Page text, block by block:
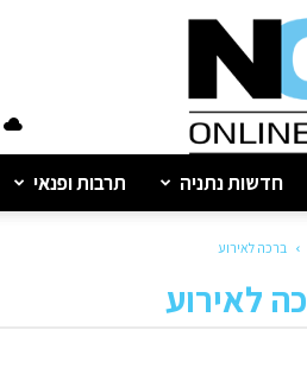
נתניה
חדשות נתניה תרבות ופנאי
ברכה לאירוע
לאירוע